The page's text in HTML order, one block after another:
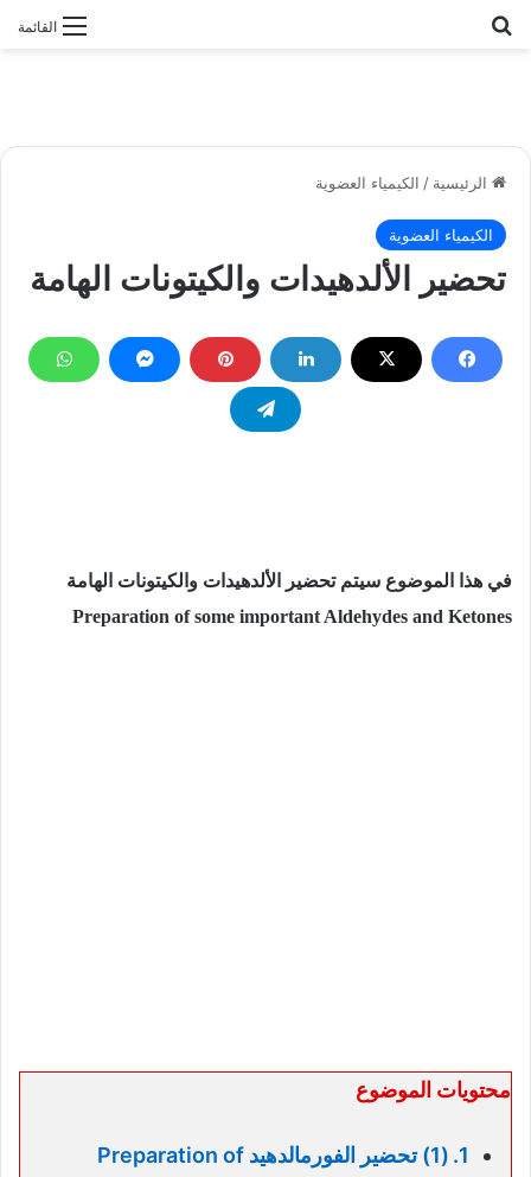
القائمة
الرئيسية / الكيمياء العضوية
الكيمياء العضوية
تحضير الألدهيدات والكيتونات الهامة
في هذا الموضوع سيتم تحضير الألدهيدات والكيتونات الهامة
Preparation of some important Aldehydes and Ketones
محتويات الموضوع
(1) تحضير الفورمالدهيد Preparation of